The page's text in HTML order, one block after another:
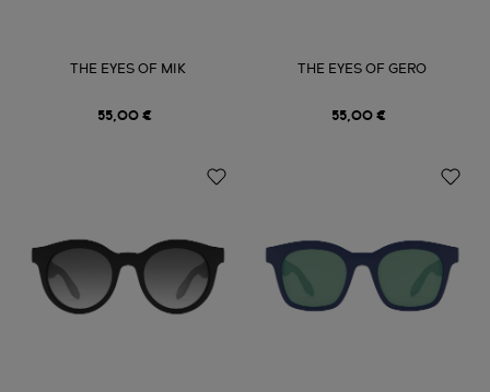
THE EYES OF MIK
55,00 €
THE EYES OF GERO
55,00 €